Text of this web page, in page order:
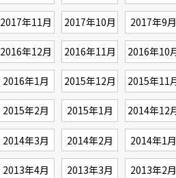
2017年11月 2017年10月 2017年9月
2016年12月 2016年11月 2016年10
2016年1月 2015年12月 2015年11
2015年2月 2015年1月 2014年12
2014年3月 2014年2月 2014年1月
2013年4月 2013年3月 2013年2月